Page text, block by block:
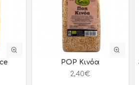
POP Κινόα
2,40€